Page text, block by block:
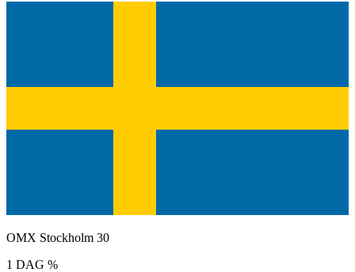
OMX Stockholm 30
1 DAG %